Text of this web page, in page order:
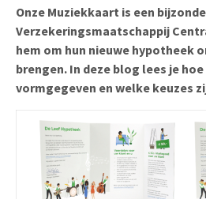
Onze Muziekkaart is een
Verzekeringsmaatschappij
hem om hun nieuwe hypotheek
brengen. In deze blog lees je
vormgegeven en welke keuzes
Lenticular Cards
Twin Sliders
Tabkaarten
Budget kaarten
Andere opvallende mailings
Alle producten
Non-profit Marketing
Marketing in de Zorg
Duurzame Marketing
Marketing voor Scholen
Horeca Marketing
Food Marketing
Kalender maken
Klantenbinding
Contactgegevens
Duurzaamheid
Brochure downloaden